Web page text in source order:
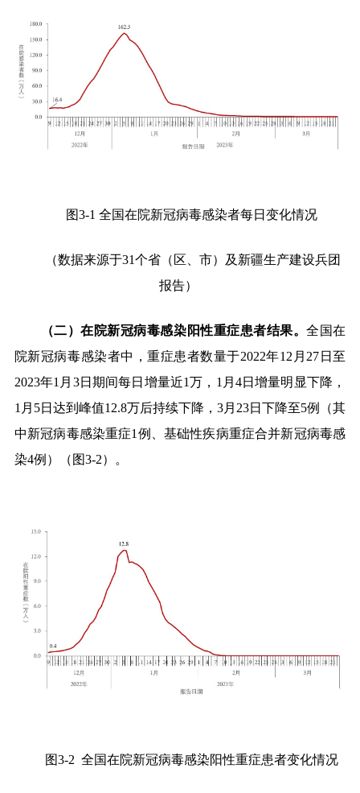
图3-1 全国在院新冠病毒感染者每日变化情况
（数据来源于31个省（区、市）及新疆生产建设兵团
报告）
（二）在院新冠病毒感染阳性重症患者结果。全 国在
院新冠病毒感染者中，重症患者数量于2022年12 月 27 日至
2023年1 月 3日期间每日增量近1万， 1 月 4日增量明显下降，
1 月 5日达到峰值12.8万后持续下降，3月 23日下降至5例（其
中新冠病毒感染重症1 例、基础性疾病重症合并新冠病毒感
染4例）（图3-2） 。
图3-2 全国在院新冠病毒感染阳性重症患者变化情况